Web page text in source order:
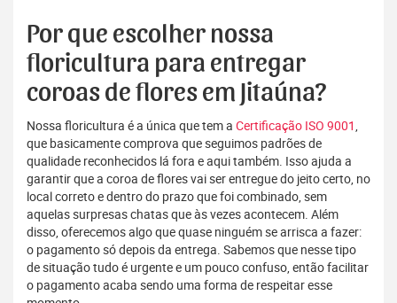
Por que escolher nossa
floricultura para entregar
coroas de flores em Jitaúna?
Nossa floricultura é a única que tem a Certificação ISO 9001,
que basicamente comprova que seguimos padrões de
qualidade reconhecidos lá fora e aqui também. Isso ajuda a
garantir que a coroa de flores vai ser entregue do jeito certo, no
local correto e dentro do prazo que foi combinado, sem
aquelas surpresas chatas que às vezes acontecem. Além
disso, oferecemos algo que quase ninguém se arrisca a fazer:
o pagamento só depois da entrega. Sabemos que nesse tipo
de situação tudo é urgente e um pouco confuso, então facilitar
o pagamento acaba sendo uma forma de respeitar esse